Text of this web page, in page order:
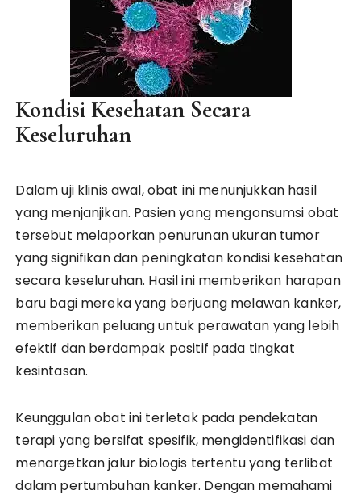
Kondisi Kesehatan Secara
Keseluruhan
Dalam uji klinis awal, obat ini menunjukkan hasil
yang menjanjikan. Pasien yang mengonsumsi obat
tersebut melaporkan penurunan ukuran tumor
yang signifikan dan peningkatan kondisi kesehatan
secara keseluruhan. Hasil ini memberikan harapan
baru bagi mereka yang berjuang melawan kanker,
memberikan peluang untuk perawatan yang lebih
efektif dan berdampak positif pada tingkat
kesintasan.
Keunggulan obat ini terletak pada pendekatan
terapi yang bersifat spesifik, mengidentifikasi dan
menargetkan jalur biologis tertentu yang terlibat
dalam pertumbuhan kanker. Dengan memahami